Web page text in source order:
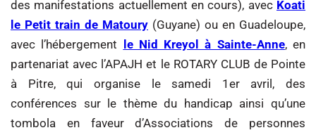
des manifestations actuellement en cours), avec Koati
le Petit train de Matoury (Guyane) ou en Guadeloupe,
avec l’hébergement
le Nid Kreyol à Sainte-Anne, en
partenariat avec l’APAJH et le ROTARY CLUB de Pointe
à Pitre, qui organise le samedi 1er avril, des
conférences sur le thème du handicap ainsi qu’une
tombola en faveur d’Associations de personnes